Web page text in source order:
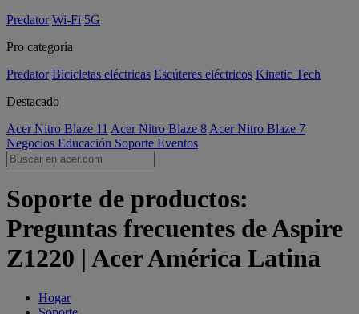
Predator Wi-Fi 5G
Pro categoría
Predator Bicicletas eléctricas Escúteres eléctricos Kinetic Tech
Destacado
Acer Nitro Blaze 11 Acer Nitro Blaze 8 Acer Nitro Blaze 7
Negocios Educación Soporte Eventos
Soporte de productos:
Preguntas frecuentes de Aspire
Z1220 | Acer América Latina
Hogar